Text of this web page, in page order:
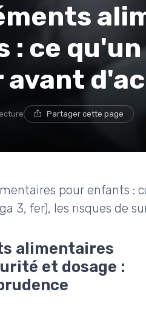
: ce
Partager cette page
pour enfants :
3, fer), les risques de
alimentaires
et dosage :